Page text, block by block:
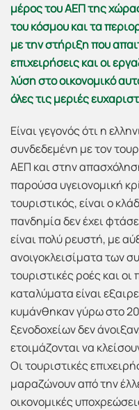
μέρος του ΑΕΠ της
του κόσμου και τα
με την στήριξη που
επιχειρήσεις και οι
λύση στο οικονομικό
όλες τις μεριές
Είναι γεγονός ότι η
συνδεδεμένη με τον
ΑΕΠ και στην
παρούσα υγειονομική
τουριστικός, είναι ο
πανδημία δεν έχει
είναι πολύ ρευστή, με
ανοιγοκλεισίματα των
τουριστικές ροές και
καταλύματα είναι
κυμάνθηκαν γύρω στο
ξενοδοχείων δεν
ετοιμάζονται να
Οι τουριστικές
μαραζώνουν από την
οικονομικές